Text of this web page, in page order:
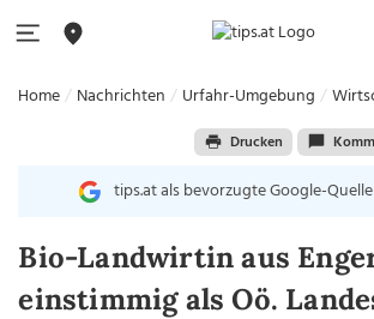
Home Nachrichten Urfahr-Umgebung
Drucken
tips.at als bevorzugte Google-
Bio-Landwirtin aus
einstimmig als Oö.